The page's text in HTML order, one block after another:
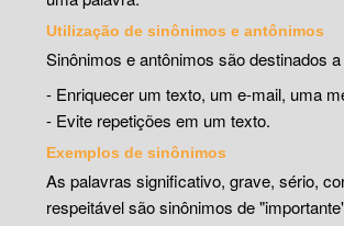
Utilização de sinônimos e antônimos
Sinônimos e antônimos são destinados
- Enriquecer um texto, um e-mail, uma
- Evite repetições em um texto.
Exemplos de sinônimos
As palavras significativo, grave, sério,
respeitável são sinônimos de